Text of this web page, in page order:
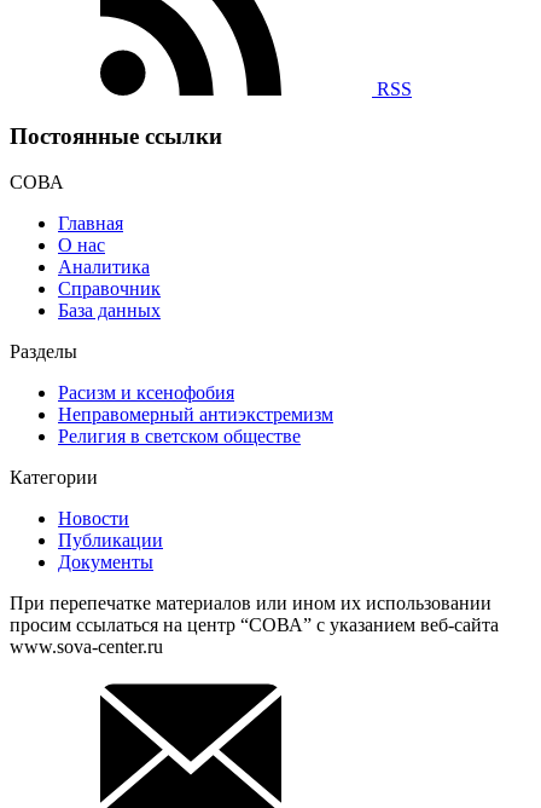
RSS
Постоянные ссылки
СОВА
Главная
О нас
Аналитика
Справочник
База данных
Разделы
Расизм и ксенофобия
Неправомерный антиэкстремизм
Религия в светском обществе
Категории
Новости
Публикации
Документы
При перепечатке материалов или ином их использовании
просим ссылаться на центр “СОВА” с указанием веб-сайта
www.sova-center.ru